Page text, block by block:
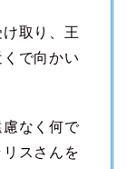
取り、王
で向かい
慮なく何で
スさんを